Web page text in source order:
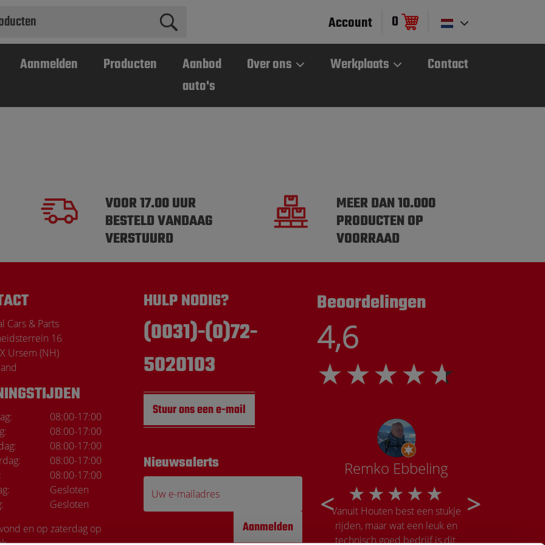
Account 0
Aanmelden Producten
Aanbod
auto's
Over ons Werkplaats Contact
VOOR 17.00 UUR
BESTELD VANDAAG
VERSTUURD
MEER DAN 10.000
PRODUCTEN OP
VOORRAAD
Cars & Parts
16
Ursem (NH)
08:00-17:00
08:00-17:00
08:00-17:00
08:00-17:00
08:00-17:00
Gesloten
Gesloten
en op zaterdag op
HULP NODIG?
(0031)-(0)72-
5020103
Stuur ons een e-mail
Nieuwsalerts
Uw e-mailadres
Aanmelden
Beoordelingen
4,6
Marco de Witte
Top service Elke keer weer
Remko Ebbeling
Vanuit Houten best een stukje
rijden, maar wat een leuk en
technisch goed bedrijf is dit.
aan te komen